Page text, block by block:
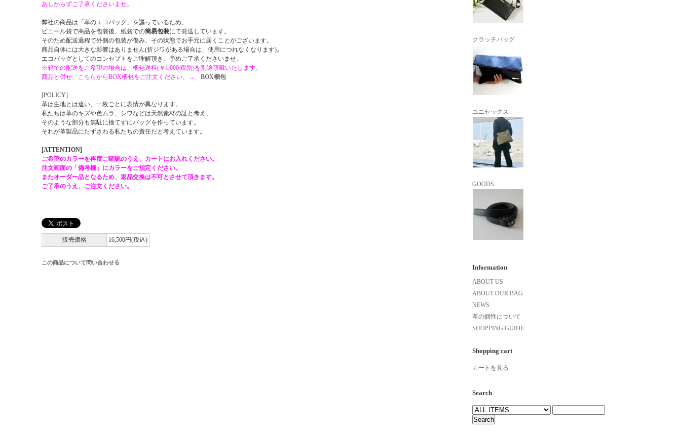
あしからずご了承くださいませ。
弊社の商品は「革のエコバッグ」を謳っているため、
ビニール袋で商品を包装後、紙袋での簡易包装にて発送しています。
そのため配送過程で外側の包装が傷み、その状態でお手元に届くことがございます。
商品自体には大きな影響はありません(折ジワがある場合は、使用につれなくなります)。
エコバッグとしてのコンセプトをご理解頂き、予めご了承くださいませ。
※箱での配送をご希望の場合は、梱包送料(￥1,000/税別)を別途頂戴いたします。
商品と併せ、こちらからBOX梱包をご注文ください。→ BOX梱包
[POLICY]
革は生地とは違い、一枚ごとに表情が異なります。
私たちは革のキズや色ムラ、シワなどは天然素材の証と考え、
そのような部分も無駄に捨てずにバッグを作っています。
それが革製品にたずさわる私たちの責任だと考えています。
[ATTENTION]
ご希望のカラーを再度ご確認のうえ、カートにお入れください。
注文画面の「備考欄」にカラーをご指定ください。
またオーダー品となるため、返品交換は不可とさせて頂きます。
ご了承のうえ、ご注文ください。
販売価格 16,500円(税込)
この商品について問い合わせる
クラッチバッグ
ユニセックス
GOODS
Information
ABOUT US
ABOUT OUR BAG
NEWS
革の個性について
SHOPPING GUIDE
Shopping cart
カートを見る
Search